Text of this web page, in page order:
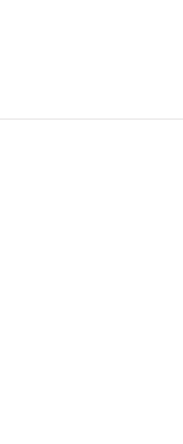
mapa